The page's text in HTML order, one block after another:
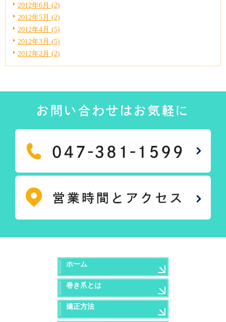
2012年6月 (2)
2012年5月 (2)
2012年4月 (5)
2012年3月 (5)
2012年2月 (2)
お問い合わせはお気軽に
ホーム
巻き爪とは
矯正方法